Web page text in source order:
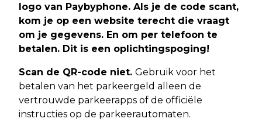
logo van Paybyphone. Als je de code scant,
kom je op een website terecht die vraagt
om je gegevens. En om per telefoon te
betalen. Dit is een oplichtingspoging!
Scan de QR-code niet. Gebruik voor het
betalen van het parkeergeld alleen de
vertrouwde parkeerapps of de officiële
instructies op de parkeerautomaten.